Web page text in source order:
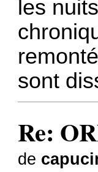
les
sont
Re:
de